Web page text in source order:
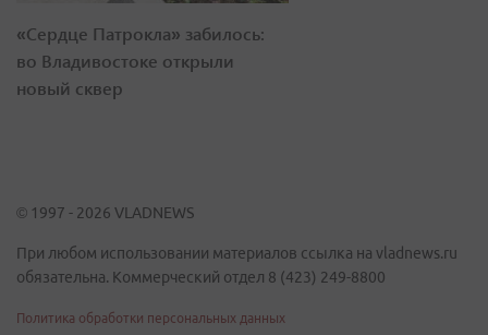
«Сердце Патрокла» забилось:
во Владивостоке открыли
новый сквер
© 1997 - 2026 VLADNEWS
При любом использовании материалов ссылка на vladnews.ru
обязательна. Коммерческий отдел 8 (423) 249-8800
Политика обработки персональных данных